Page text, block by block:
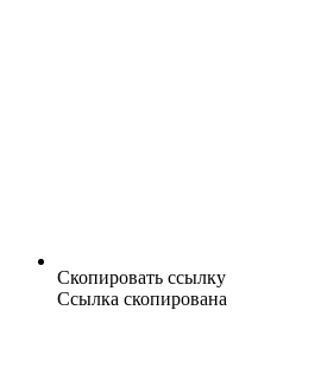
Скопировать ссылку
Ссылка скопирована